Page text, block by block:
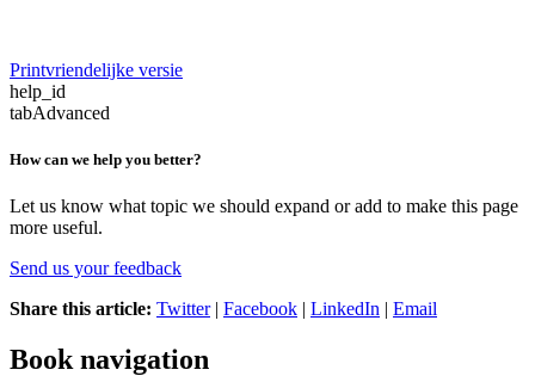
Printvriendelijke versie
help_id
tabAdvanced
How can we help you better?
Let us know what topic we should expand or add to make this page
more useful.
Send us your feedback
Share this article: Twitter| Facebook | LinkedIn | Email
Book navigation